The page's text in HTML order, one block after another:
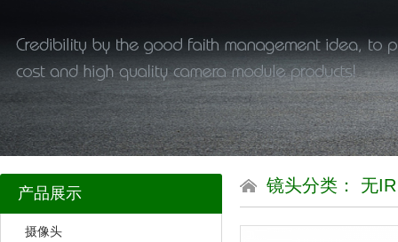
产品展示
摄像头
镜头分类： 无